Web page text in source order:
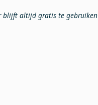
blijft altijd gratis te gebruiken